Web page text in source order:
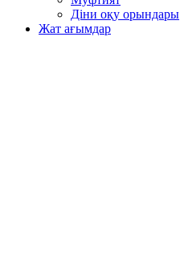
Діни оқу орындары
Жат ағымдар